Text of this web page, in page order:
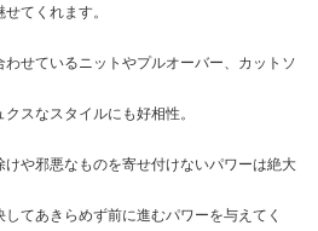
てくれます。
せているニットやプルオーバー、カットソ
スなスタイルにも好相性。
や邪悪なものを寄せ付けないパワーは絶大
てあきらめず前に進むパワーを与えてく